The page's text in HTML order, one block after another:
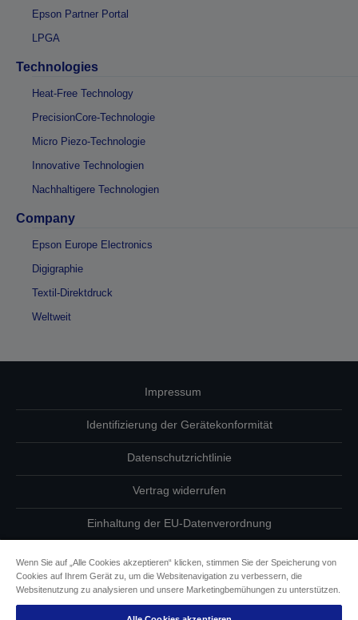
Epson Partner Portal
LPGA
Technologies
Heat-Free Technology
PrecisionCore-Technologie
Micro Piezo-Technologie
Innovative Technologien
Nachhaltigere Technologien
Company
Epson Europe Electronics
Digigraphie
Textil-Direktdruck
Weltweit
Impressum
Identifizierung der Gerätekonformität
Datenschutzrichtlinie
Vertrag widerrufen
Einhaltung der EU-Datenverordnung
Informationen zu Cookies
Wenn Sie auf „Alle Cookies akzeptieren“ klicken, stimmen Sie der Speicherung von
Cookies auf Ihrem Gerät zu, um die Websitenavigation zu verbessern, die
Websitenutzung zu analysieren und unsere Marketingbemühungen zu unterstützen.